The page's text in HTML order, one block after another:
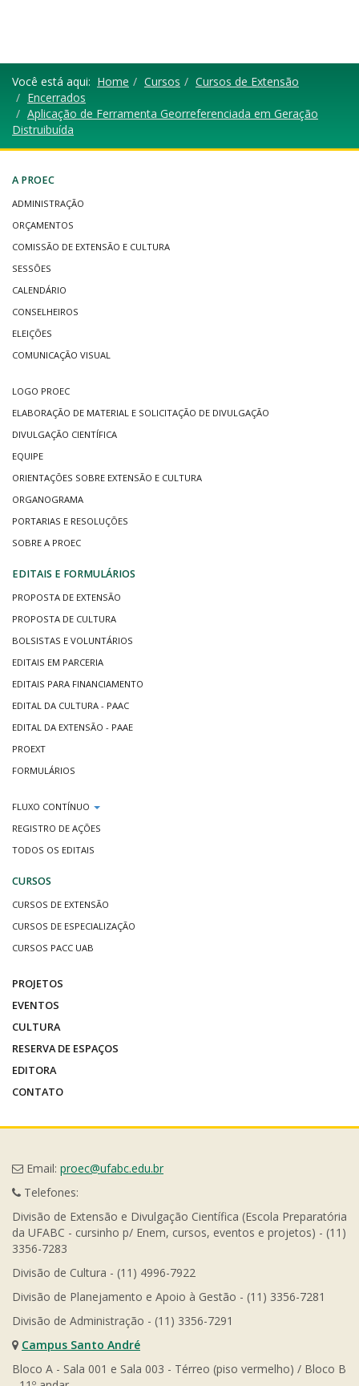
Você está aqui: Home Cursos
Cursos de Extensão
Encerrados
Aplicação de Ferramenta Georreferenciada em Geração
Distruibuída
A PROEC
ADMINISTRAÇÃO
ORÇAMENTOS
COMISSÃO DE EXTENSÃO E CULTURA
SESSÕES
CALENDÁRIO
CONSELHEIROS
ELEIÇÕES
COMUNICAÇÃO VISUAL
LOGO PROEC
ELABORAÇÃO DE MATERIAL E SOLICITAÇÃO DE DIVULGAÇÃO
DIVULGAÇÃO CIENTÍFICA
EQUIPE
ORIENTAÇÕES SOBRE EXTENSÃO E CULTURA
ORGANOGRAMA
PORTARIAS E RESOLUÇÕES
SOBRE A PROEC
EDITAIS E FORMULÁRIOS
PROPOSTA DE EXTENSÃO
PROPOSTA DE CULTURA
BOLSISTAS E VOLUNTÁRIOS
EDITAIS EM PARCERIA
EDITAIS PARA FINANCIAMENTO
EDITAL DA CULTURA - PAAC
EDITAL DA EXTENSÃO - PAAE
PROEXT
FORMULÁRIOS
FLUXO CONTÍNUO
REGISTRO DE AÇÕES
TODOS OS EDITAIS
CURSOS
CURSOS DE EXTENSÃO
CURSOS DE ESPECIALIZAÇÃO
CURSOS PACC UAB
PROJETOS
EVENTOS
CULTURA
RESERVA DE ESPAÇOS
EDITORA
CONTATO
Email: proec@ufabc.edu.br
Telefones:
Divisão de Extensão e Divulgação Científica (Escola Preparatória
da UFABC - cursinho p/ Enem, cursos, eventos e projetos) - (11)
3356-7283
Divisão de Cultura - (11) 4996-7922
Divisão de Planejamento e Apoio à Gestão - (11) 3356-7281
Divisão de Administração - (11) 3356-7291
Campus Santo André
Bloco A - Sala 001 e Sala 003 - Térreo (piso vermelho) / Bloco B